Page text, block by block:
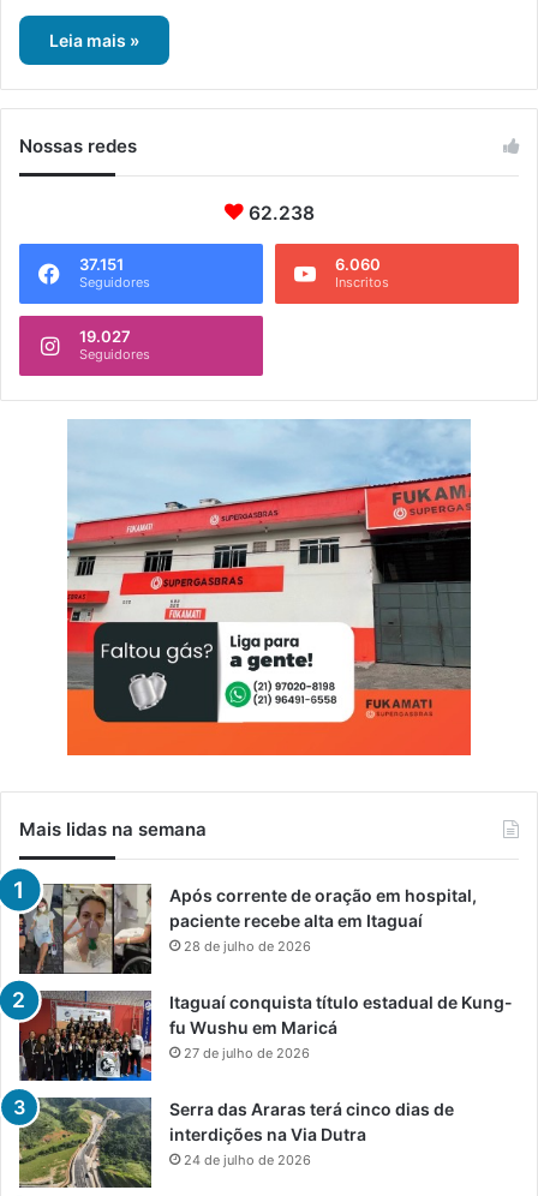
Leia mais »
Nossas redes
62.238
37.151
Seguidores
6.060
Inscritos
19.027
Seguidores
Mais lidas na semana
Após corrente de oração em hospital,
paciente recebe alta em Itaguaí
28 de julho de 2026
Itaguaí conquista título estadual de Kung-
fu Wushu em Maricá
27 de julho de 2026
Serra das Araras terá cinco dias de
interdições na Via Dutra
24 de julho de 2026